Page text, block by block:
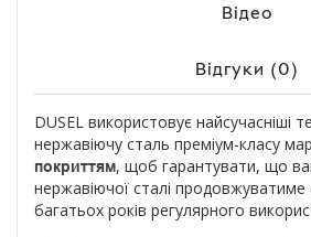
Відео
Відгуки (0)
DUSEL використовує найсучасніші
нержавіючу сталь преміум-класу
покриттям, щоб гарантувати, що
нержавіючої сталі продовжуватиме
багатьох років регулярного